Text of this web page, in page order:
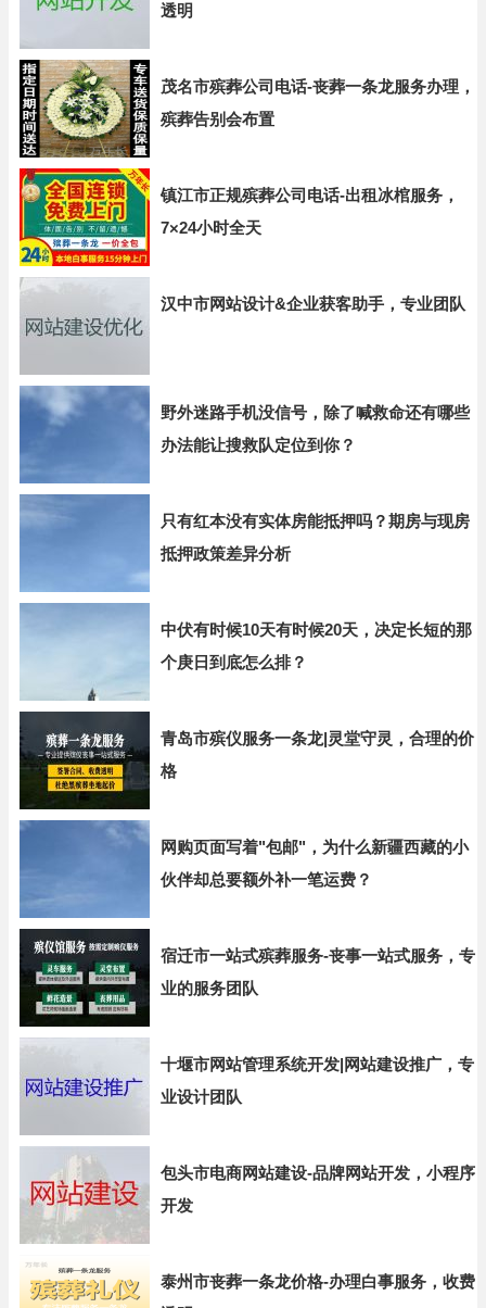
透明
茂名市殡葬公司电话-丧葬一条龙服务办理，
殡葬告别会布置
镇江市正规殡葬公司电话-出租冰棺服务，
7×24小时全天
汉中市网站设计&企业获客助手，专业团队
野外迷路手机没信号，除了喊救命还有哪些
办法能让搜救队定位到你？
只有红本没有实体房能抵押吗？期房与现房
抵押政策差异分析
中伏有时候10天有时候20天，决定长短的那
个庚日到底怎么排？
青岛市殡仪服务一条龙|灵堂守灵，合理的价
格
网购页面写着"包邮"，为什么新疆西藏的小
伙伴却总要额外补一笔运费？
宿迁市一站式殡葬服务-丧事一站式服务，专
业的服务团队
十堰市网站管理系统开发|网站建设推广，专
业设计团队
包头市电商网站建设-品牌网站开发，小程序
开发
泰州市丧葬一条龙价格-办理白事服务，收费